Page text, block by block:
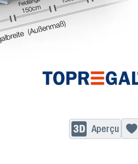
Aperçu